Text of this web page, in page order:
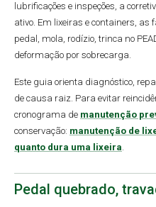
lubrificações e inspeções, a
ativo. Em lixeiras e containers,
pedal, mola, rodízio, trinca no
deformação por sobrecarga.
Este guia orienta diagnóstico,
de causa raiz. Para evitar
cronograma de manutenção
conservação: manutenção de
quanto dura uma lixeira.
Pedal quebrado,